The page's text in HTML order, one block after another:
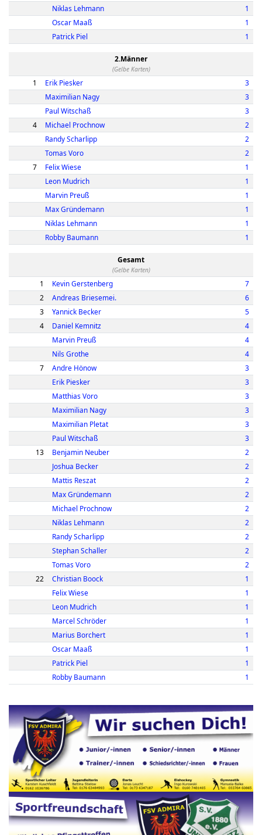
Niklas Lehmann
1
Oscar Maaß
1
Patrick Piel
1
2.Männer
(Gelbe Karten)
1 Erik Piesker
3
Maximilian Nagy
3
Paul Witschaß
3
4
Michael Prochnow
2
Randy Scharlipp
2
Tomas Voro
2
7
Felix Wiese
1
Leon Mudrich
1
Marvin Preuß
1
Max Gründemann
1
Niklas Lehmann
1
Robby Baumann
1
Gesamt
(Gelbe Karten)
1 Kevin Gerstenberg
7
2
Andreas Briesemei.
6
3
Yannick Becker
5
4
Daniel Kemnitz
4
Marvin Preuß
4
Nils Grothe
4
7
Andre Hönow
3
Erik Piesker
3
Matthias Voro
3
Maximilian Nagy
3
Maximilian Pletat
3
Paul Witschaß
3
13
Benjamin Neuber
2
Joshua Becker
2
Mattis Reszat
2
Max Gründemann
2
Michael Prochnow
2
Niklas Lehmann
2
Randy Scharlipp
2
Stephan Schaller
2
Tomas Voro
2
22
Christian Boock
1
Felix Wiese
1
Leon Mudrich
1
Marcel Schröder
1
Marius Borchert
1
Oscar Maaß
1
Patrick Piel
1
Robby Baumann
1